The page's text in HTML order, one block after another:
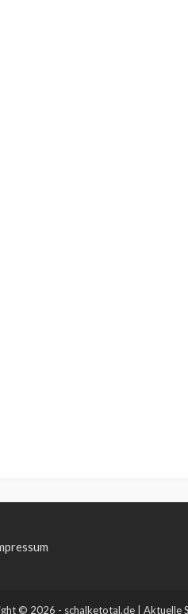
© 2026 - schalketotal.de | Aktuelle